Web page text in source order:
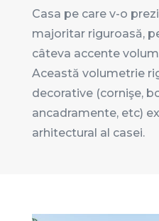
Casa pe care v-o
majoritar riguroasă,
câteva accente
Această volumetrie
decorative (cornişe,
ancadramente, etc)
arhitectural al casei.